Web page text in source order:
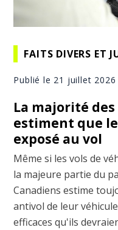
FAITS DIVERS ET
Publié le 21 juillet 2026
La majorité
estiment que
exposé au vol
Même si les vols de
la majeure partie du
Canadiens estime
antivol de leur
efficaces qu'ils